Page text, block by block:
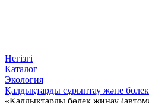
Негізгі
Каталог
Экология
Қалдықтарды сұрыптау және
«Қалдықтарды бөлек жинау